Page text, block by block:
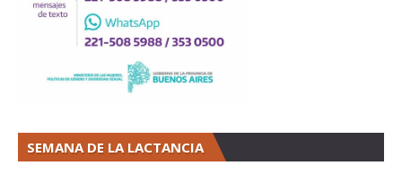
SEMANA DE LA LACTANCIA